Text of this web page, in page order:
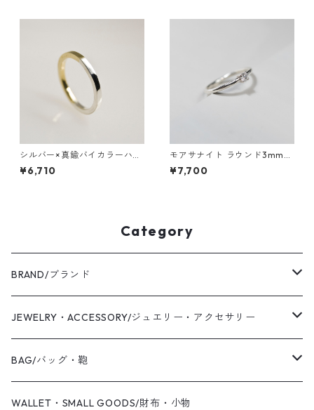
シルバー×真鍮バイカラーハー
フフラットリング 2.0mm幅
鏡面｜WKS SV×BS BI-COLOR
¥6,710
モアサナイト ラウンド3mm
シルバープレーンリング 1.5m
m幅 鏡面｜FA-1160
¥7,700
Category
BRAND/ブランド
WAS KNOT WAS
2019 S/S
Coaling Cards Publisher
JEWELRY・ACCESSORY/ジュエリー・アクセサリー
RING/リング・指輪
PIERCED EARRINGS/ピアス
BAG/バッグ・鞄
CANVAS/帆布
WALLET・SMALL GOODS/財布・小物